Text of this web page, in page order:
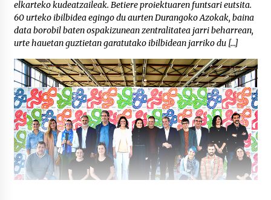
elkarteko kudeatzaileak. Betiere proiektuaren funtsari eutsita.
60 urteko ibilbidea egingo du aurten Durangoko Azokak, baina
data borobil baten ospakizunean zentralitatea jarri beharrean,
urte hauetan guztietan garatutako ibilbidean jarriko du […]